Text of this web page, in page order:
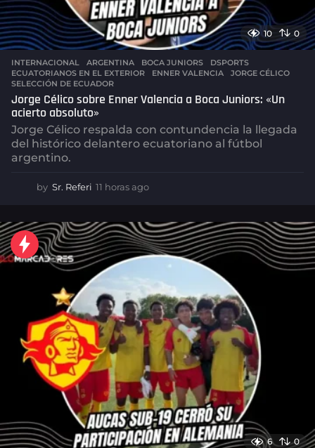
10 0
INTERNACIONAL ,ARGENTINA BOCA JUNIORS ,DSPORTS
ECUATORIANOS EN EL EXTERIOR
,ENNER VALENCIA ,JORGE CÉLICO
SELECCIÓN DE ECUADOR
Jorge Célico sobre Enner Valencia a Boca Juniors: «Un
acierto absoluto»
Jorge Célico respalda con contundencia la llegada
del histórico delantero ecuatoriano al fútbol
argentino.
by Sr. Referi 11 horas ago
o
r
a
g
o
6 0